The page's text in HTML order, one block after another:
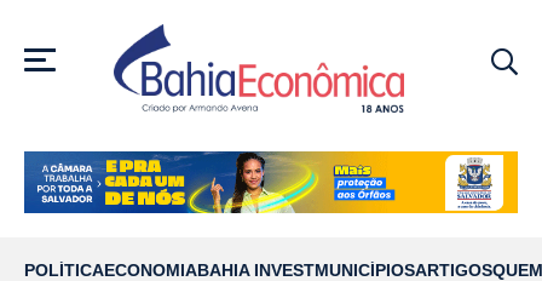
MENU
POLÍTICAECONOMIABAHIA INVESTMUNICÍPIOSARTIGOS